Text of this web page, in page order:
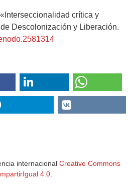
crítica y
Descolonización y Liberación.
internacional Creative Commons
4.0.